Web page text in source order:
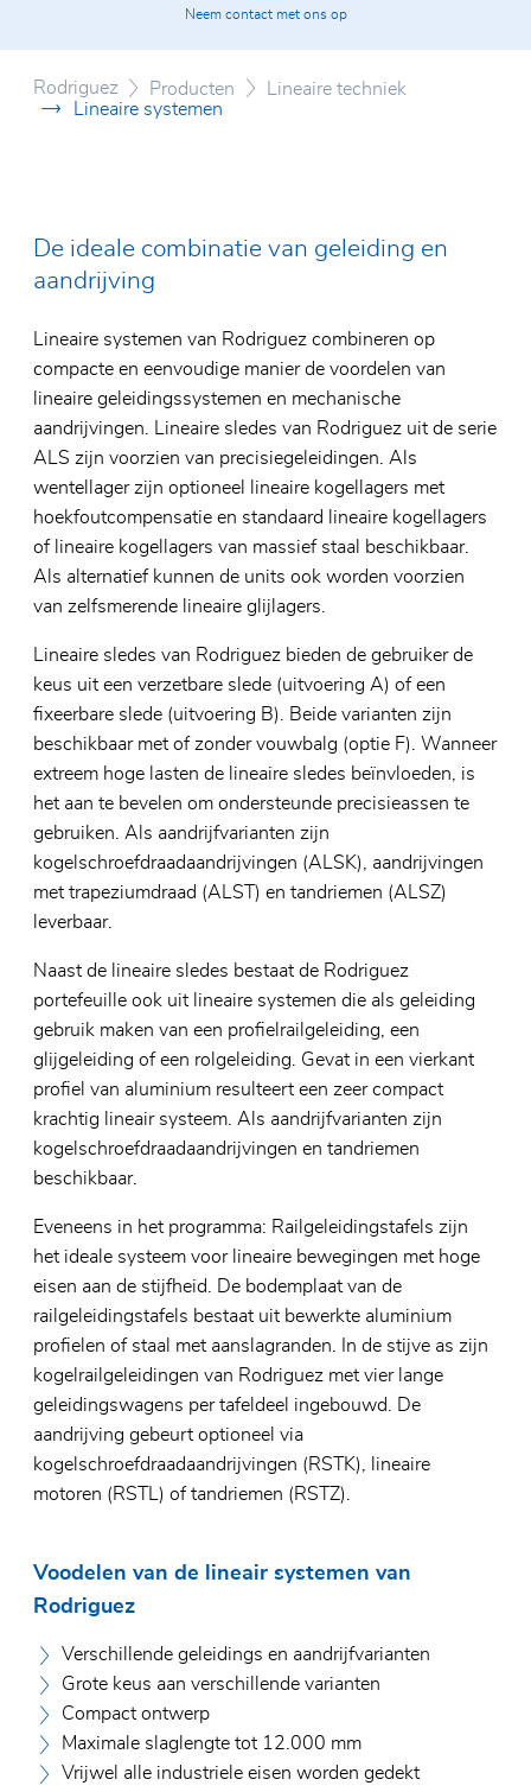
ABV
Neem contact met ons op
Rodriguez Producten
Lineaire techniek
Lineaire systemen
De ideale combinatie van geleiding en
aandrijving
Lineaire systemen van Rodriguez combineren op
compacte en eenvoudige manier de voordelen van
lineaire geleidingssystemen en mechanische
aandrijvingen. Lineaire sledes van Rodriguez uit de serie
ALS zijn voorzien van precisiegeleidingen. Als
wentellager zijn optioneel lineaire kogellagers met
hoekfoutcompensatie en standaard lineaire kogellagers
of lineaire kogellagers van massief staal beschikbaar.
Als alternatief kunnen de units ook worden voorzien
van zelfsmerende lineaire glijlagers.
Lineaire sledes van Rodriguez bieden de gebruiker de
keus uit een verzetbare slede (uitvoering A) of een
fixeerbare slede (uitvoering B). Beide varianten zijn
beschikbaar met of zonder vouwbalg (optie F). Wanneer
extreem hoge lasten de lineaire sledes beïnvloeden, is
het aan te bevelen om ondersteunde precisieassen te
gebruiken. Als aandrijfvarianten zijn
kogelschroefdraadaandrijvingen (ALSK), aandrijvingen
met trapeziumdraad (ALST) en tandriemen (ALSZ)
leverbaar.
Naast de lineaire sledes bestaat de Rodriguez
portefeuille ook uit lineaire systemen die als geleiding
gebruik maken van een profielrailgeleiding, een
glijgeleiding of een rolgeleiding. Gevat in een vierkant
profiel van aluminium resulteert een zeer compact
krachtig lineair systeem. Als aandrijfvarianten zijn
kogelschroefdraadaandrijvingen en tandriemen
beschikbaar.
Eveneens in het programma: Railgeleidingstafels zijn
het ideale systeem voor lineaire bewegingen met hoge
eisen aan de stijfheid. De bodemplaat van de
railgeleidingstafels bestaat uit bewerkte aluminium
profielen of staal met aanslagranden. In de stijve as zijn
kogelrailgeleidingen van Rodriguez met vier lange
geleidingswagens per tafeldeel ingebouwd. De
aandrijving gebeurt optioneel via
kogelschroefdraadaandrijvingen (RSTK), lineaire
motoren (RSTL) of tandriemen (RSTZ).
Voodelen van de lineair systemen van
Rodriguez
Verschillende geleidings en aandrijfvarianten
Grote keus aan verschillende varianten
Compact ontwerp
Maximale slaglengte tot 12.000 mm
Vrijwel alle industriele eisen worden gedekt